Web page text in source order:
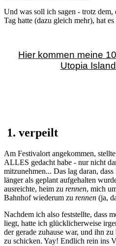
Und was soll ich sagen - trotz dem,
Tag hatte (dazu gleich mehr), hat
Hier kommen meine
Utopia
1. verpeilt
Am Festivalort angekommen,
ALLES gedacht habe - nur nicht
mitzunehmen... Das lag daran,
länger als geplant aufgehalten
ausreichte, heim zu rennen, mich
Bahnhof wiederum zu rennen (ja,
Nachdem ich also feststellte, dass
liegt, hatte ich glücklicherweise
der gerade zuhause war, und ihn
zu schicken. Yay! Endlich rein ins